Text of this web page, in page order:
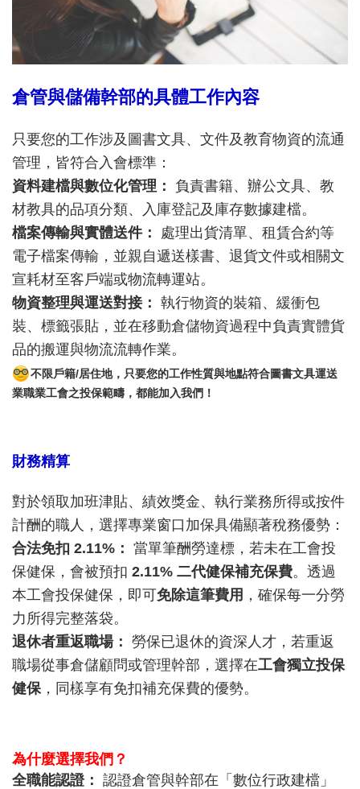
倉管與儲備幹部的具體工作內容
只要您的工作涉及圖書文具、文件及教育物資的流通
管理，皆符合入會標準：
資料建檔與數位化管理：
負責書籍、辦公文具、教
材教具的品項分類、入庫登記及庫存數據建檔。
檔案傳輸與實體送件：
處理出貨清單、租賃合約等
電子檔案傳輸，並親自遞送樣書、退貨文件或相關文
宣耗材至客戶端或物流轉運站。
物資整理與運送對接： 執行物資的裝箱、緩衝包
裝、標籤張貼，並在移動倉儲物資過程中負責實體貨
品的搬運與物流流轉作業。
不限戶籍/居住地，只要您的工作性質與地點符合圖書文具運送
業職業工會之投保範疇，都能加入我們！
財務精算
對於領取加班津貼、績效獎金、執行業務所得或按件
計酬的職人，選擇專業窗口加保具備顯著稅務優勢：
合法免扣 2.11%： 當單筆酬勞達標，若未在工會投
保健保，會被預扣 2.11% 二代健保補充保費。透過
本工會投保健保，即可免除這筆費用 ，確保每一分勞
力所得完整落袋。
退休者重返職場： 勞保已退休的資深人才，若重返
職場從事倉儲顧問或管理幹部，選擇在工會獨立投保
健保 ，同樣享有免扣補充保費的優勢。
為什麼選擇我們？
全職能認證： 認證倉管與幹部在「數位行政建檔」